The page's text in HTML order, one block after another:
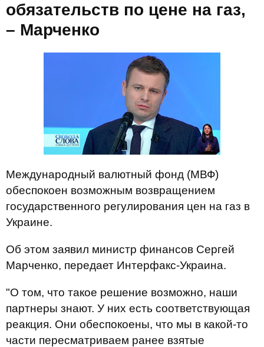
обязательств по цене на газ,
– Марченко
Международный валютный фонд (МВФ)
обеспокоен возможным возвращением
государственного регулирования цен на газ в
Украине.
Об этом заявил министр финансов Сергей
Марченко, передает Интерфакс-Украина.
"О том, что такое решение возможно, наши
партнеры знают. У них есть соответствующая
реакция. Они обеспокоены, что мы в какой-то
части пересматриваем ранее взятые